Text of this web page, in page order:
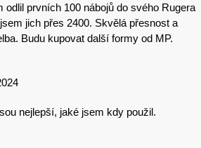
odlil prvních 100 nábojů do svého Rugera
jich přes 2400. Skvělá přesnost a
Budu kupovat další formy od MP.
nejlepší, jaké jsem kdy použil.